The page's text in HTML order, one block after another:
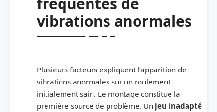
vibrations anormales
Plusieurs facteurs expliquent l’apparition de
vibrations anormales sur un roulement
initialement sain. Le montage constitue la
première source de problème. Un jeu inadapté